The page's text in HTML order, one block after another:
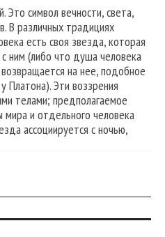
Это символ вечности, света,
В различных традициях
есть своя звезда, которая
ним (либо что душа человека
на нее, подобное
Платона). Эти воззрения
телами; предполагаемое
и отдельного человека
ассоциируется с ночью,